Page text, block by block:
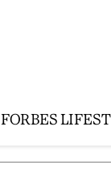
FORBES